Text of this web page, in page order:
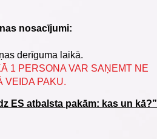
nosacījumi:
derīguma laikā.
1 PERSONA VAR SAŅEMT NE
VEIDA PAKU.
ES atbalsta pakām: kas un kā?”